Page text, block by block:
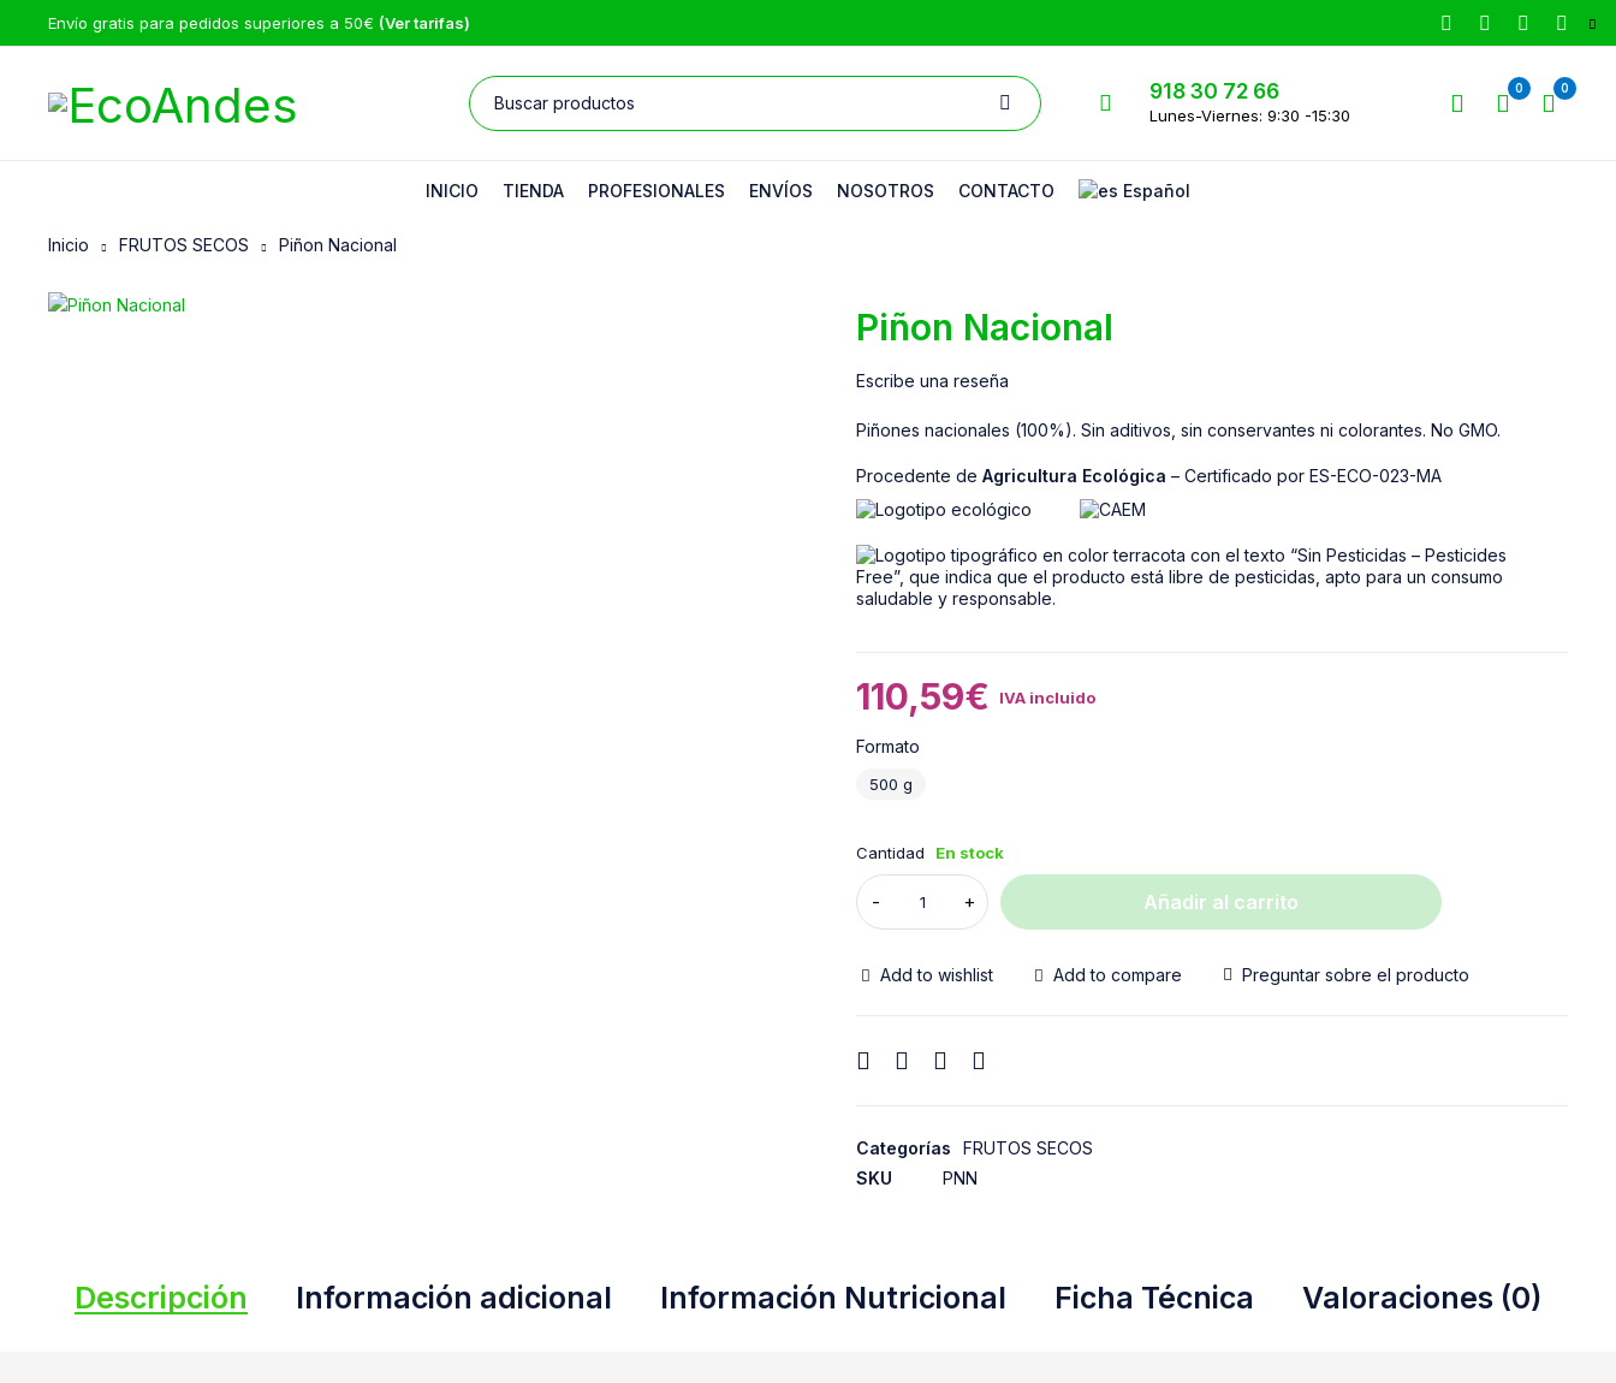
Envío gratis para pedidos superiores a 50€ (Ver tarifas)
918 30 72 66
Lunes-Viernes: 9:30 -15:30
0 0
INICIO TIENDA PROFESIONALES ENVÍOS NOSOTROS CONTACTO Español
Inicio FRUTOS SECOS Piñon Nacional
Piñon Nacional
Escribe una reseña
Piñones nacionales (100%). Sin aditivos, sin conservantes ni colorantes. No GMO.
Procedente de Agricultura Ecológica – Certificado por ES-ECO-023-MA
110,59€ IVA incluido
Formato
500 g
Cantidad En stock
Añadir al carrito
Add to wishlist Add to compare Preguntar sobre el producto
Categorías
FRUTOS SECOS
SKU
PNN
Descripción Información adicional Información Nutricional Ficha Técnica Valoraciones (0)